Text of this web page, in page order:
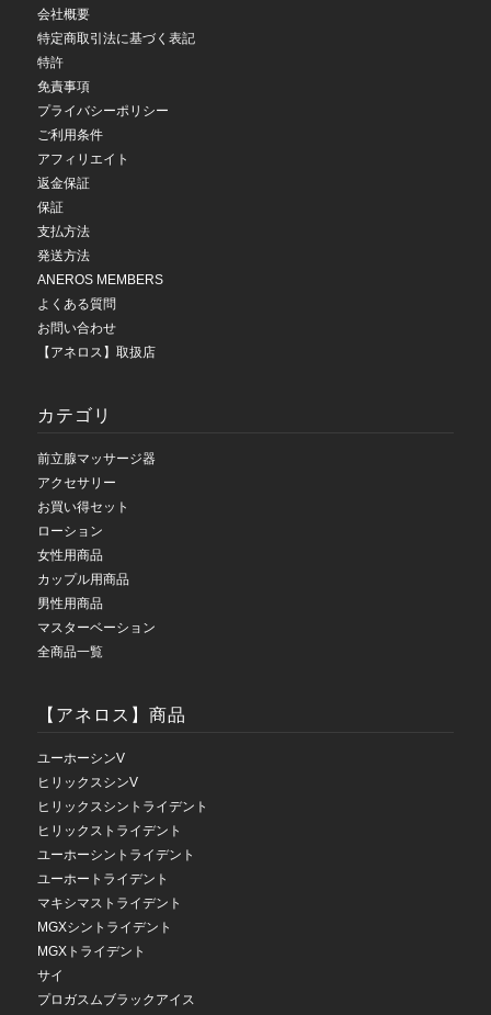
会社概要
特定商取引法に基づく表記
特許
免責事項
プライバシーポリシー
ご利用条件
アフィリエイト
返金保証
保証
支払方法
発送方法
ANEROS MEMBERS
よくある質問
お問い合わせ
【アネロス】取扱店
カテゴリ
前立腺マッサージ器
アクセサリー
お買い得セット
ローション
女性用商品
カップル用商品
男性用商品
マスターベーション
全商品一覧
【アネロス】商品
ユーホーシンV
ヒリックスシンV
ヒリックスシントライデント
ヒリックストライデント
ユーホーシントライデント
ユーホートライデント
マキシマストライデント
MGXシントライデント
MGXトライデント
サイ
プロガスムブラックアイス